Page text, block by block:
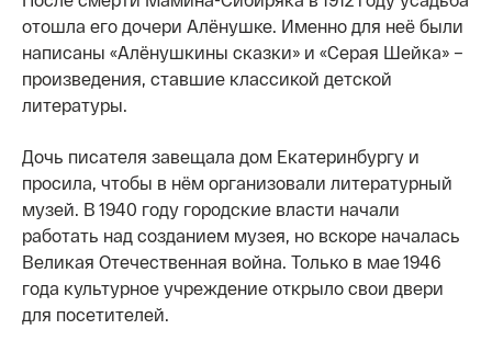
отошла его дочери Алёнушке. Именно для неё были
написаны «Алёнушкины сказки» и «Серая Шейка» –
произведения, ставшие классикой детской
литературы.
Дочь писателя завещала дом Екатеринбургу и
просила, чтобы в нём организовали литературный
музей. В 1940 году городские власти начали
работать над созданием музея, но вскоре началась
Великая Отечественная война. Только в мае 1946
года культурное учреждение открыло свои двери
для посетителей.